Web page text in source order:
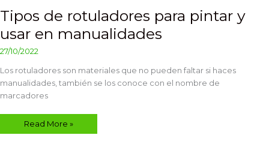
Tipos de rotuladores para pintar y
usar en manualidades
27/10/2022
Los rotuladores son materiales que no pueden faltar si haces
manualidades, también se los conoce con el nombre de
marcadores
Read More »